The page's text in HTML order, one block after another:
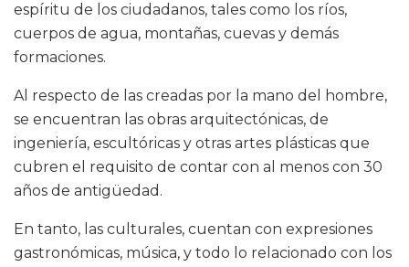
espíritu de los ciudadanos, tales como los ríos,
cuerpos de agua, montañas, cuevas y demás
formaciones.
Al respecto de las creadas por la mano del hombre,
se encuentran las obras arquitectónicas, de
ingeniería, escultóricas y otras artes plásticas que
cubren el requisito de contar con al menos con 30
años de antigüedad.
En tanto, las culturales, cuentan con expresiones
gastronómicas, música, y todo lo relacionado con los